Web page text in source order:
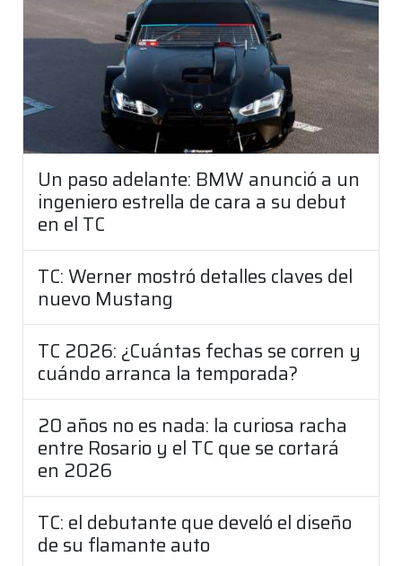
Un paso adelante: BMW anunció a un
ingeniero estrella de cara a su debut
en el TC
TC: Werner mostró detalles claves del
nuevo Mustang
TC 2026: ¿Cuántas fechas se corren y
cuándo arranca la temporada?
20 años no es nada: la curiosa racha
entre Rosario y el TC que se cortará
en 2026
TC: el debutante que develó el diseño
de su flamante auto